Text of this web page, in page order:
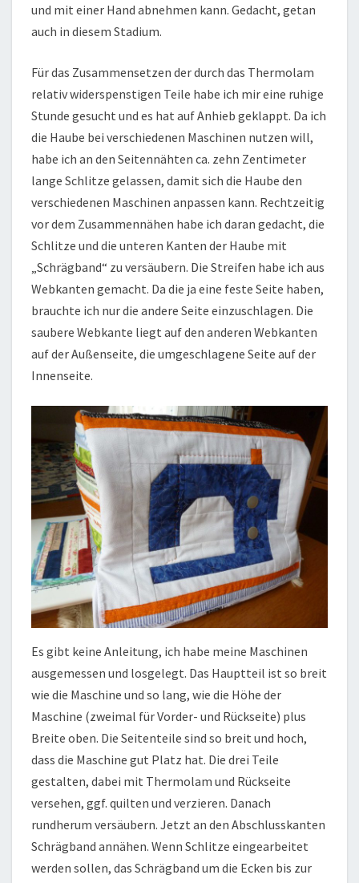
und mit einer Hand abnehmen kann. Gedacht, getan
auch in diesem Stadium.
Für das Zusammensetzen der durch das Thermolam
relativ widerspenstigen Teile habe ich mir eine ruhige
Stunde gesucht und es hat auf Anhieb geklappt. Da ich
die Haube bei verschiedenen Maschinen nutzen will,
habe ich an den Seitennähten ca. zehn Zentimeter
lange Schlitze gelassen, damit sich die Haube den
verschiedenen Maschinen anpassen kann. Rechtzeitig
vor dem Zusammennähen habe ich daran gedacht, die
Schlitze und die unteren Kanten der Haube mit
„Schrägband“ zu versäubern. Die Streifen habe ich aus
Webkanten gemacht. Da die ja eine feste Seite haben,
brauchte ich nur die andere Seite einzuschlagen. Die
saubere Webkante liegt auf den anderen Webkanten
auf der Außenseite, die umgeschlagene Seite auf der
Innenseite.
Es gibt keine Anleitung, ich habe meine Maschinen
ausgemessen und losgelegt. Das Hauptteil ist so breit
wie die Maschine und so lang, wie die Höhe der
Maschine (zweimal für Vorder- und Rückseite) plus
Breite oben. Die Seitenteile sind so breit und hoch,
dass die Maschine gut Platz hat. Die drei Teile
gestalten, dabei mit Thermolam und Rückseite
versehen, ggf. quilten und verzieren. Danach
rundherum versäubern. Jetzt an den Abschlusskanten
Schrägband annähen. Wenn Schlitze eingearbeitet
werden sollen, das Schrägband um die Ecken bis zur